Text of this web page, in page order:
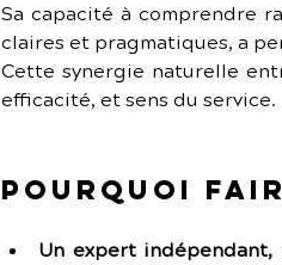
Sa capacité à comprendre
claires et pragmatiques, a
Cette synergie naturelle
efficacité, et sens du service.
Pourquoi
Un expert